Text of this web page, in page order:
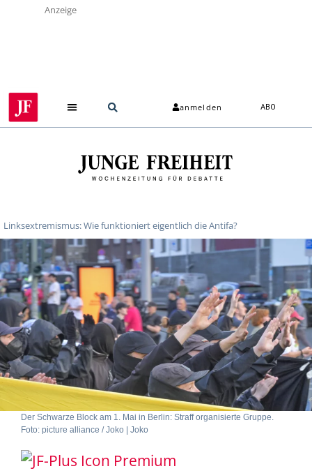
Anzeige
anmelden ABO
Linksextremismus: Wie funktioniert eigentlich die Antifa?
Der Schwarze Block am 1. Mai in Berlin: Straff organisierte Gruppe.
Foto: picture alliance / Joko | Joko